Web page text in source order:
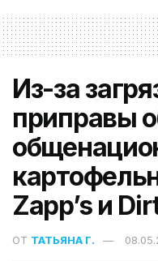
Из-за
приправы
Zapp’s и
ОТ ТАТЬЯНА Г.